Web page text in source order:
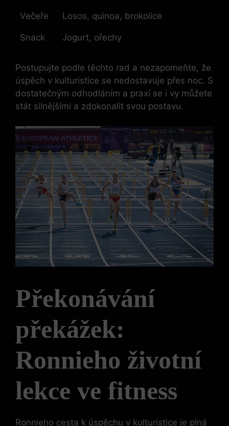
Večeře Losos, quinoa, brokolice
Snack Jogurt, ořechy
Postupujte podle těchto rad a nezapomeňte, že
úspěch v kulturistice se nedostavuje přes noc. S
dostatečným odhodláním a praxí se i vy můžete
stát silnějšími a zdokonalit svou postavu.
Překonávání
překážek:
Ronnieho životní
lekce ve fitness
Ronnieho cesta k úspěchu v kulturistice je plná